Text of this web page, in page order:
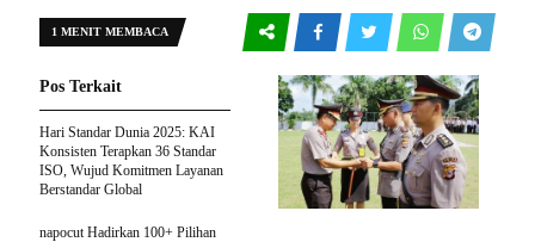
1 MENIT MEMBACA
Pos Terkait
Hari Standar Dunia 2025: KAI
Konsisten Terapkan 36 Standar
ISO, Wujud Komitmen Layanan
Berstandar Global
napocut Hadirkan 100+ Pilihan